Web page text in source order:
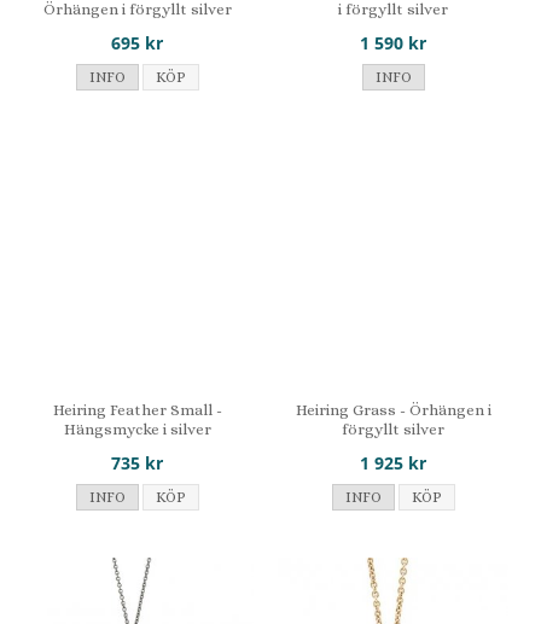
Örhängen i förgyllt silver
695 kr
INFO KÖP
i förgyllt silver
1 590 kr
INFO
Heiring Feather Small -
Hängsmycke i silver
735 kr
INFO KÖP
Heiring Grass - Örhängen i
förgyllt silver
1 925 kr
INFO KÖP